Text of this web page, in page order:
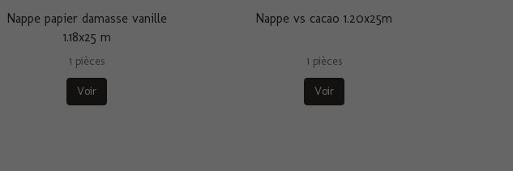
Nappe papier damasse vanille
1.18x25 m
1 pièces
Voir
Nappe vs cacao 1.20x25m
1 pièces
Voir